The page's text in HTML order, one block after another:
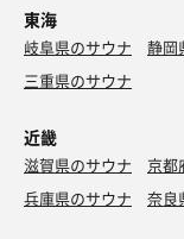
東海
岐阜県のサウナ 静岡
三重県のサウナ
近畿
滋賀県のサウナ 京都
兵庫県のサウナ
奈良